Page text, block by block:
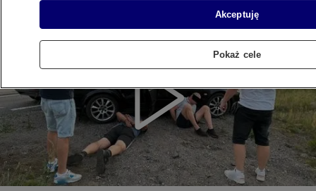
Akceptuję
Pokaż cele